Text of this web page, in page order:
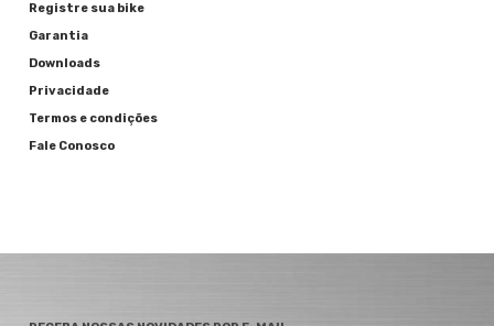
Registre sua bike
Garantia
Downloads
Privacidade
Termos e condições
Fale Conosco